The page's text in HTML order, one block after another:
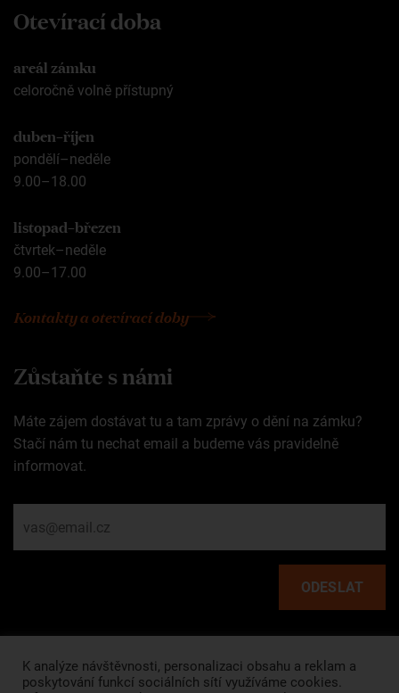
Otevírací doba
areál zámku
celoročně volně přístupný
duben–říjen
pondělí–neděle
9.00–18.00
listopad–březen
čtvrtek–neděle
9.00–17.00
Kontakty a otevírací doby
Zůstaňte s námi
Máte zájem dostávat tu a tam zprávy o dění na zámku?
Stačí nám tu nechat email a budeme vás pravidelně
informovat.
Rychlé odkazy
K analýze návštěvnosti, personalizaci obsahu a reklam a
poskytování funkcí sociálních sítí využíváme cookies.